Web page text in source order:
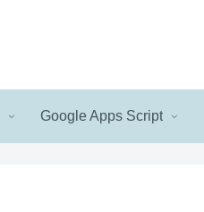
Google Apps Script